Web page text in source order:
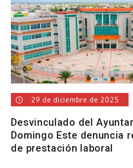
cuáles
son
las
mejores
marcas
en
el
mercado
moderno
29 de diciembre de 2025
Desvinculado del
Domingo Este denuncia
de prestación laboral